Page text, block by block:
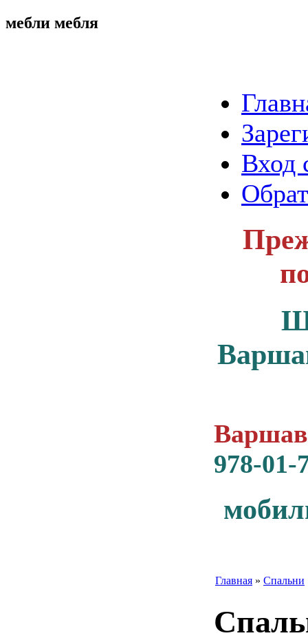
мебли мебля
Вход
978-01-
Главная » Спальни